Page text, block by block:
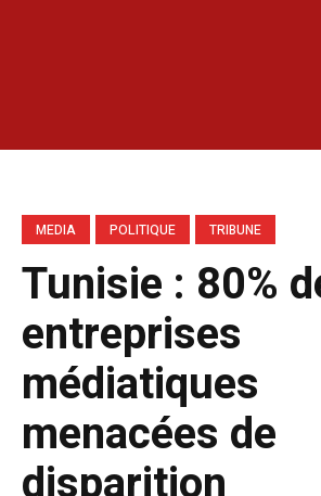
MEDIA POLITIQUE TRIBUNE
Tunisie : 80%
entreprises
médiatiques
menacées de